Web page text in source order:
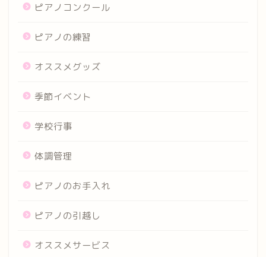
ピアノコンクール
ピアノの練習
オススメグッズ
季節イベント
学校行事
体調管理
ピアノのお手入れ
ピアノの引越し
オススメサービス